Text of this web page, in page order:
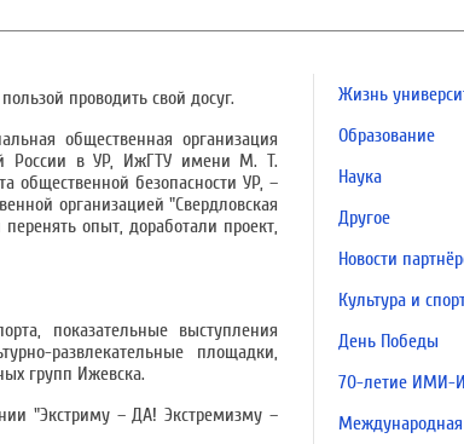
проводить свой досуг.
общественная организация
России в УР, ИжГТУ имени М. Т.
общественной безопасности УР, –
организацией "Свердловская
опыт, доработали проект,
показательные выступления
развлекательные площадки,
групп Ижевска.
"Экстриму – ДА! Экстремизму –
Жизнь
Образование
Наука
Другое
Новости
Культура и
День Победы
70-летие ИМИ-
Международная